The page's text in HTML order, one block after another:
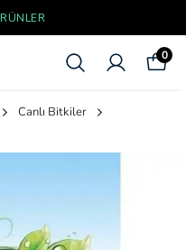
0
Canlı Bitkiler